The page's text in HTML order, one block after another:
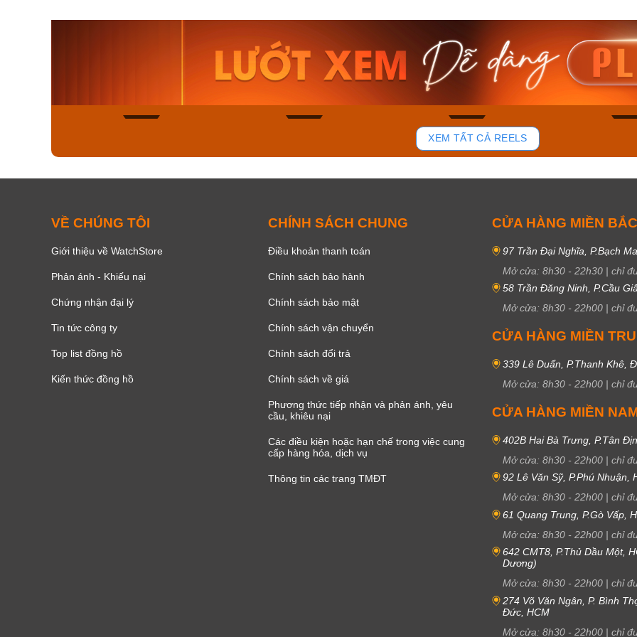
Casio Nam MTS-
115D-1AVDF
2.823.000₫
2.399.550₫
Mua ngay
45
Casio Nam MTS-
RS100L-1AVDF
4.276.000₫
3.634.600₫
Casio
230EL-
Mua
XEM TẤT CẢ REELS
VỀ CHÚNG TÔI
Giới thiệu về WatchStore
Phản ánh - Khiếu nại
Chứng nhận đại lý
Tin tức công ty
Top list đồng hồ
Kiến thức đồng hồ
CHÍNH SÁCH CHUNG
Điều khoản thanh toán
Chính sách bảo hành
Chính sách bảo mật
Chính sách vận chuyển
Chính sách đổi trả
Chính sách về giá
Phương thức tiếp nhận và phản ánh, yêu
cầu, khiêu nại
Các điều kiện hoặc hạn chế trong việc cung
cấp hàng hóa, dịch vụ
Thông tin các trang TMĐT
CỬA HÀNG MIỀN BẮC
97 Trần Đại Nghĩa, P.Bạch
Mở cửa: 8h30 - 22h30 | chỉ
58 Trần Đăng Ninh, P.Cầu
Mở cửa: 8h30 - 22h00 | chỉ
CỬA HÀNG MIỀN
339 Lê Duẩn, P.Thanh Khê,
Mở cửa: 8h30 - 22h00 | chỉ
CỬA HÀNG MIỀN
402B Hai Bà Trưng, P.Tân
Mở cửa: 8h30 - 22h00 | chỉ
92 Lê Văn Sỹ, P.Phú Nhuận,
Mở cửa: 8h30 - 22h00 | chỉ
61 Quang Trung, P.Gò Vấp,
Mở cửa: 8h30 - 22h00 | chỉ
642 CMT8, P.Thủ Dầu Một,
Dương)
Mở cửa: 8h30 - 22h00 | chỉ
274 Võ Văn Ngân, P. Bình
Đức, HCM
Mở cửa: 8h30 - 22h00 | chỉ